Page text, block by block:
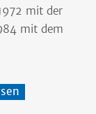
mit der
mit dem